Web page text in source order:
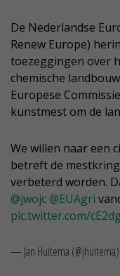
De Nederlandse
Renew Europe)
toezeggingen over
chemische
Europese
kunstmest om de
We willen naar een
betreft de
verbeterd worden.
@jwojc @EUAgri
pic.twitter.com/
— Jan Huitema (@jhuitema)